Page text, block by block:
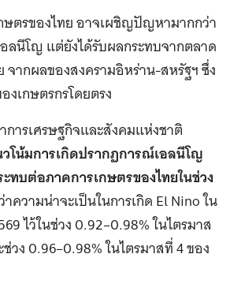
ษตรของไทย อาจเผชิญปัญหามากกว่า
อลนีโญ แต่ยังได้รับผลกระทบจากตลาด
จากผลของสงครามอิหร่าน-สหรัฐฯ ซึ่ง
งเกษตรกรโดยตรง
ารเศรษฐกิจและสังคมแห่งชาติ
โน้มการเกิดปรากฏการณ์เอลนีโญ
ทบต่อภาคการเกษตรของไทยในช่วง
าความน่าจะเป็นในการเกิด El Nino ใน
ไว้ในช่วง 0.92–0.98% ในไตรมาส
วง 0.96–0.98% ในไตรมาสที่ 4 ของ